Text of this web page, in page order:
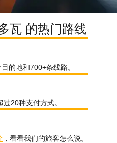
瓦 的热门路线
的地和700+条线路。
20种支付方式。
，看看我们的旅客怎么说。